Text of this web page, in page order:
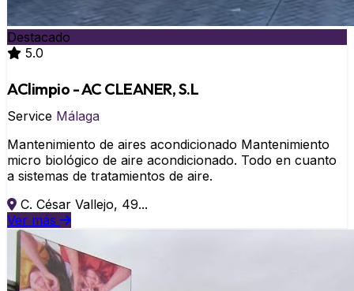
Destacado
5.0
AClimpio - AC CLEANER, S.L
Service Málaga
Mantenimiento de aires acondicionado Mantenimiento
micro biológico de aire acondicionado. Todo en cuanto
a sistemas de tratamientos de aire.
C. César Vallejo, 49...
Ver más